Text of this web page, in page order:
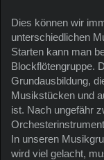
Dies können wir
unterschiedlichen
Starten kann man
Blockflötengruppe.
Grundausbildung,
Musikstücken und
ist. Nach ungefähr
In unseren
wird viel gelacht,